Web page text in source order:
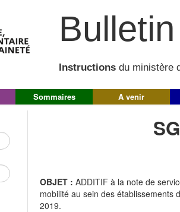
Instructions du ministère
Sommaires A venir
OBJET : ADDITIF à la note de
mobilité au sein des établissements
2019.